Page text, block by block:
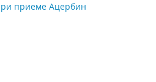
приеме Ацербин